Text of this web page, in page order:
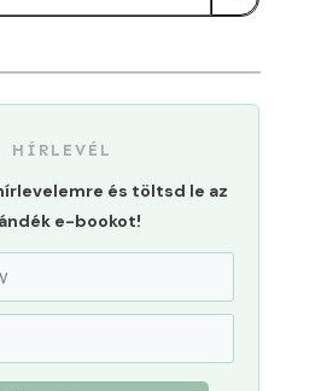
HÍRLEVÉL
és töltsd le az
e-bookot!